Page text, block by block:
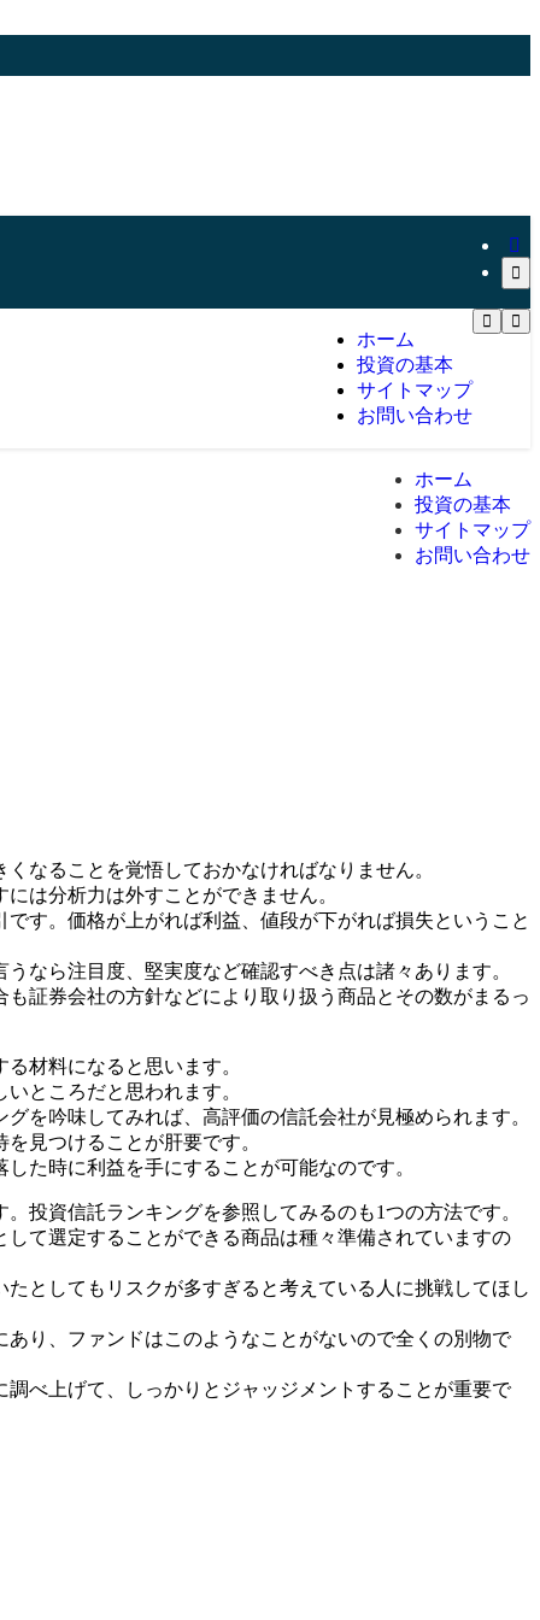
ホーム
投資の基本
サイトマップ
お問い合わせ
ホーム
投資の基本
サイトマップ
お問い合わせ
なることを覚悟しておかなければなりません。
は分析力は外すことができません。
す。価格が上がれば利益、値段が下がれば損失ということ
なら注目度、堅実度など確認すべき点は諸々あります。
証券会社の方針などにより取り扱う商品とその数がまるっ
材料になると思います。
ところだと思われます。
を吟味してみれば、高評価の信託会社が見極められます。
見つけることが肝要です。
た時に利益を手にすることが可能なのです。
投資信託ランキングを参照してみるのも1つの方法です。
て選定することができる商品は種々準備されていますの
としてもリスクが多すぎると考えている人に挑戦してほし
り、ファンドはこのようなことがないので全くの別物で
べ上げて、しっかりとジャッジメントすることが重要で